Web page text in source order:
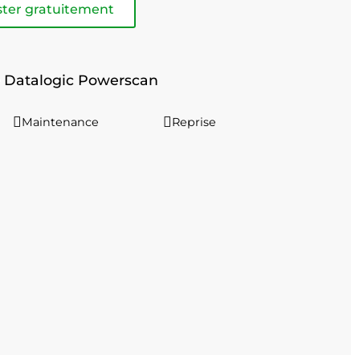
gratuitement
Powerscan
Maintenance Reprise